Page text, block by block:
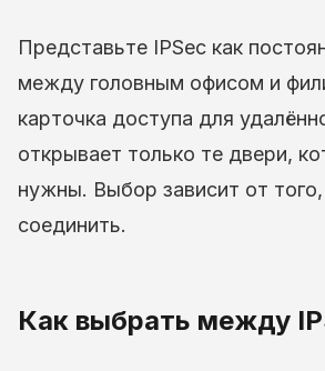
Представьте IPSec как
между головным офисом и
карточка доступа для
открывает только те двери,
нужны. Выбор зависит от
соединить.
Как выбрать между